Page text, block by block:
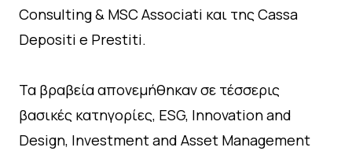
Consulting & MSC Associati και της Cassa
Depositi e Prestiti.
Τα βραβεία απονεμήθηκαν σε τέσσερις
βασικές κατηγορίες, ESG, Innovation and
Design, Investment and Asset Management